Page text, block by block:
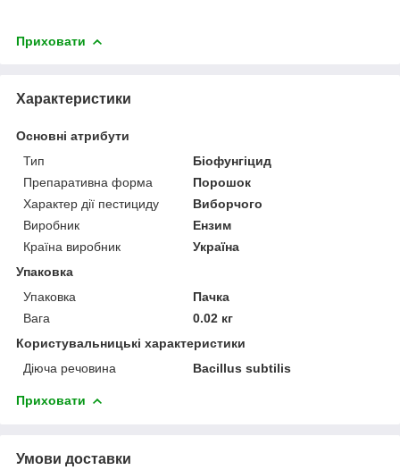
Приховати
Характеристики
Основні атрибути
Тип
Біофунгіцид
Препаративна форма
Порошок
Характер дії пестициду
Виборчого
Виробник
Ензим
Країна виробник
Україна
Упаковка
Упаковка
Пачка
Вага
0.02 кг
Користувальницькі характеристики
Діюча речовина
Bacillus subtilis
Приховати
Умови доставки